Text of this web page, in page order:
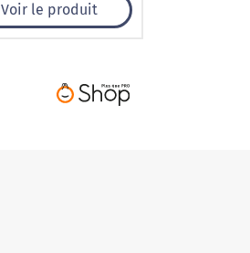
Voir le produit